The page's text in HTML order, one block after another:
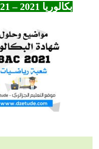
بكالوريا 2021 – BAC 2021 شعبة رياضيات